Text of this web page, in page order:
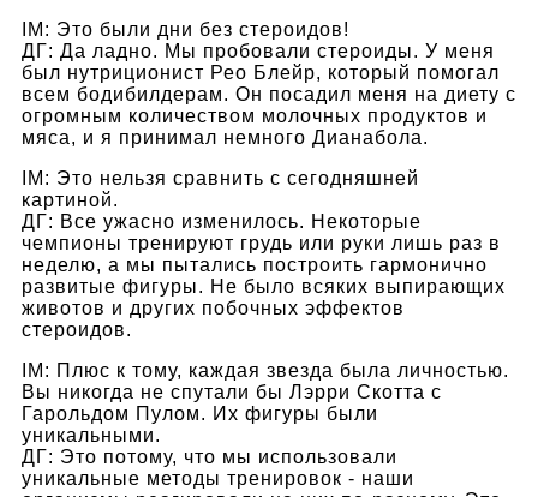
IM: Это были дни без стероидов!
ДГ: Да ладно. Мы пробовали стероиды. У меня
был нутриционист Рео Блейр, который помогал
всем бодибилдерам. Он посадил меня на диету с
огромным количеством молочных продуктов и
мяса, и я принимал немного Дианабола.
IM: Это нельзя сравнить с сегодняшней
картиной.
ДГ: Все ужасно изменилось. Некоторые
чемпионы тренируют грудь или руки лишь раз в
неделю, а мы пытались построить гармонично
развитые фигуры. Не было всяких выпирающих
животов и других побочных эффектов
стероидов.
IM: Плюс к тому, каждая звезда была личностью.
Вы никогда не спутали бы Лэрри Скотта с
Гарольдом Пулом. Их фигуры были
уникальными.
ДГ: Это потому, что мы использовали
уникальные методы тренировок - наши